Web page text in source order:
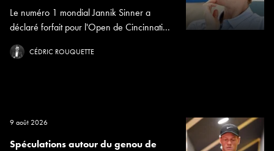
Le numéro 1 mondial Jannik Sinner a
déclaré forfait pour l'Open de Cincinnati...
CÉDRIC ROUQUETTE
9 août 2026
Spéculations autour du genou de